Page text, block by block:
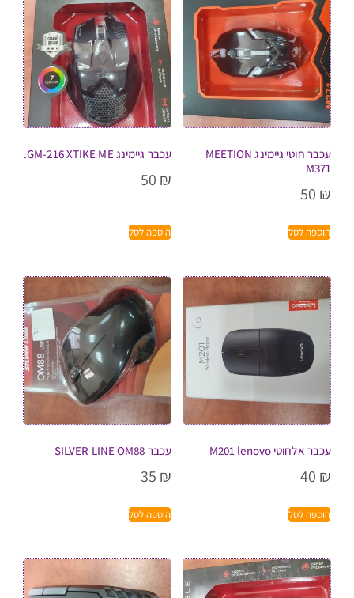
עכבר חוטי גיימינג MEETION
M371
50 ₪
הוספה לסל
עכבר גיימינג GM-216 XTIKE ME.
50 ₪
הוספה לסל
עכבר אלחוטי M201 lenovo
40 ₪
הוספה לסל
עכבר SILVER LINE OM88
35 ₪
הוספה לסל